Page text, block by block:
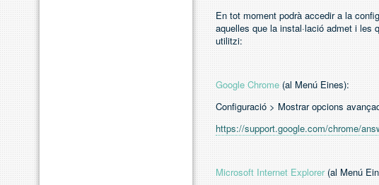
En tot moment podrà accedir a la
aquelles que la instal·lació admet i les
utilitzi:
Google Chrome (al Menú Eines):
Configuració > Mostrar opcions
https://support.google.com/chrome/
Microsoft Internet Explorer(al Menú